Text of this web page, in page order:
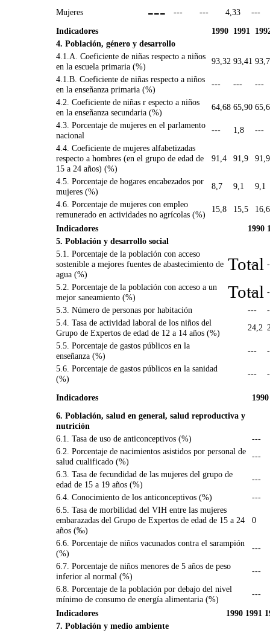
Mujeres --- --- --- 4,33
---
Indicadores
1990 1991
4. Población, género y desarrollo
4.1.A. Coeficiente de niñas respecto a niños
en la escuela primaria (%)
93,32 93,41
4.1.B. Coeficiente de niñas respecto a niños
en la enseñanza primaria (%)
--- ---
---
4.2. Coeficiente de niñas r especto a niños
en la enseñanza secundaria (%)
64,68 65,90
4.3. Porcentaje de mujeres en el parlamento
nacional
--- 1,8
---
4.4. Coeficiente de mujeres alfabetizadas
respecto a hombres (en el grupo de edad de
15 a 24 años) (%)
91,4 91,9 91,9
4.5. Porcentaje de hogares encabezados por
mujeres (%)
8,7 9,1
9,1
4.6. Porcentaje de mujeres con empleo
remunerado en actividades no agrícolas (%)
15,8 15,5
16,6
Indicadores
1990
5. Población y desarrollo social
5.1. Porcentaje de la población con acceso
sostenible a mejores fuentes de abastecimiento de
agua (%)
Total
---
5.2. Porcentaje de la población con acceso a un
mejor saneamiento (%)
Total
---
5.3. Número de personas por habitación
---
5.4. Tasa de actividad laboral de los niños del
Grupo de Expertos de edad de 12 a 14 años (%)
24,2
5.5. Porcentaje de gastos públicos en la
enseñanza (%)
---
5.6. Porcentaje de gastos públicos en la sanidad
(%)
---
Indicadores
1990
6. Población, salud en general, salud reproductiva y
nutrición
6.1. Tasa de uso de anticonceptivos (%)
---
6.2. Porcentaje de nacimientos asistidos por personal de
salud cualificado (%)
---
6.3. Tasa de fecundidad de las mujeres del grupo de
edad de 15 a 19 años (%)
---
6.4. Conocimiento de los anticonceptivos (%)
---
6.5. Tasa de morbilidad del VIH entre las mujeres
embarazadas del Grupo de Expertos de edad de 15 a 24
años (‰)
0
6.6. Porcentaje de niños vacunados contra el sarampión
(%)
---
6.7. Porcentaje de niños menores de 5 años de peso
inferior al normal (%)
---
6.8. Porcentaje de la población por debajo del nivel
mínimo de consumo de energía alimentaria (%)
---
Indicadores
1990 1991
7. Población y medio ambiente